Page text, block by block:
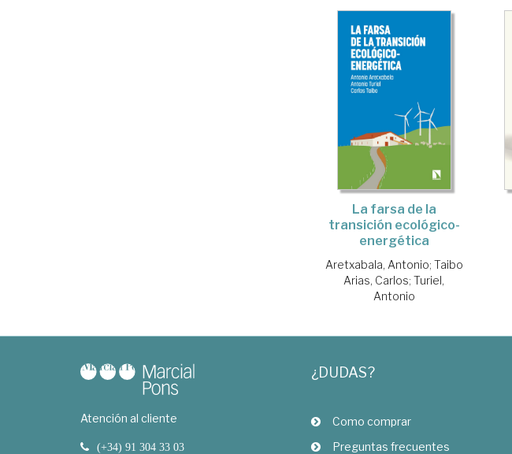
La farsa de la
transición ecológico-
energética
Aretxabala, Antonio; Taibo
Arias, Carlos;Turiel,
Antonio
Atención al cliente
(+34) 91 304 33 03
¿DUDAS?
Como comprar
Preguntas frecuentes